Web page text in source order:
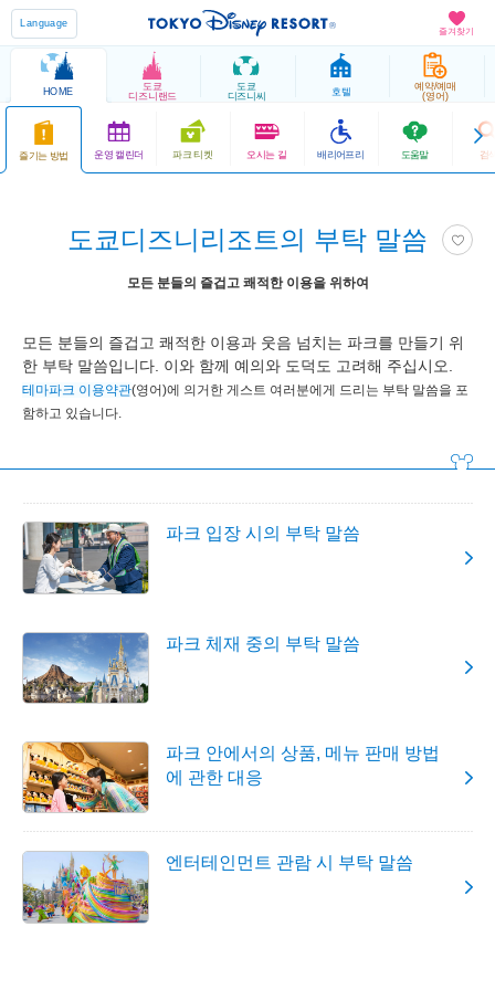
즐겨찾기
Language
HOME
도쿄
디즈니랜드
도쿄
디즈니씨
호텔
예약/예매
(영어)
즐기는 방법 운영 캘린더 파크 티켓 오시는 길 배리어프리 도움말 검
도쿄디즈니리조트의 부탁 말씀
모든 분들의 즐겁고 쾌적한 이용을 위하여
모든 분들의 즐겁고 쾌적한 이용과 웃음 넘치는 파크를 만들기 위
한 부탁 말씀입니다. 이와 함께 예의와 도덕도 고려해 주십시오.
테마파크 이용약관(영어)에 의거한 게스트 여러분에게 드리는 부탁 말씀을 포
함하고 있습니다.
파크 입장 시의 부탁 말씀
파크 체재 중의 부탁 말씀
파크 안에서의 상품, 메뉴 판매 방법
에 관한 대응
엔터테인먼트 관람 시 부탁 말씀